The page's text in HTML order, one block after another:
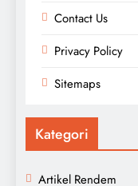
Contact Us
Privacy Policy
Sitemaps
Kategori
Artikel Rendem